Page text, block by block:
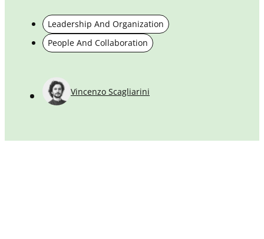
pratiche diventano strumenti per leggere il
presente, attivare sperimentazioni e costruire
nuovi orizzonti condivisi, senza negare la
Leadership And Organization
People And Collaboration
Vincenzo Scagliarini